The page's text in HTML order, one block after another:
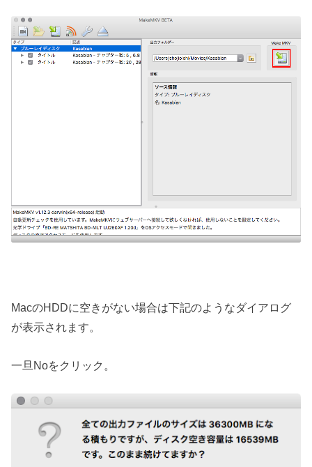
MacのHDDに空きがない場合は下記のようなダイアログ
が表示されます。
一旦Noをクリック。